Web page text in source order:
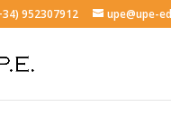
952307912 upe@upe-